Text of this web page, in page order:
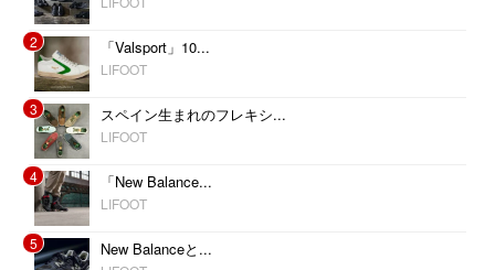
2 「Valsport」10...
LIFOOT
3 スペイン生まれのフレキシ...
LIFOOT
4 「New Balance...
LIFOOT
5 New Balanceと...